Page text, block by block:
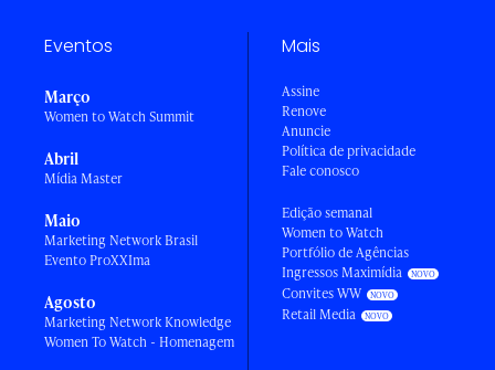
Eventos
Março
Women to Watch Summit
Abril
Mídia Master
Maio
Marketing Network Brasil
Evento ProXXIma
Agosto
Marketing Network Knowledge
Women To Watch - Homenagem
Mais
Assine
Renove
Anuncie
Política de privacidade
Fale conosco
Edição semanal
Women to Watch
Portfólio de Agências
Ingressos Maximídia
Convites WW
Retail Media